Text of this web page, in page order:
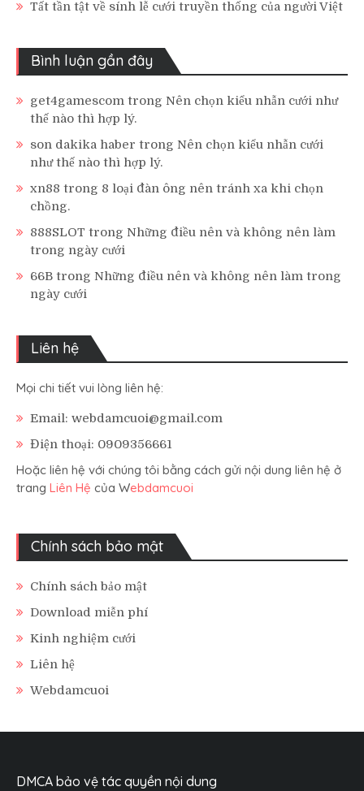
Tất tần tật về sính lễ cưới truyền thống của người Việt
Bình luận gần đây
get4gamescom trong Nên chọn kiểu nhẫn cưới như
thế nào thì hợp lý.
son dakika haber trong Nên chọn kiểu nhẫn cưới
như thế nào thì hợp lý.
xn88 trong 8 loại đàn ông nên tránh xa khi chọn
chồng.
888SLOT trong Những điều nên và không nên làm
trong ngày cưới
66B trong Những điều nên và không nên làm trong
ngày cưới
Liên hệ
Mọi chi tiết vui lòng liên hệ:
Email: webdamcuoi@gmail.com
Điện thoại: 0909356661
Hoặc liên hệ với chúng tôi bằng cách gửi nội dung liên hệ ở
trang Liên Hệ của Webdamcuoi
Chính sách bảo mật
Chính sách bảo mật
Download miễn phí
Kinh nghiệm cưới
Liên hệ
Webdamcuoi
DMCA bảo vệ tác quyền nội dung